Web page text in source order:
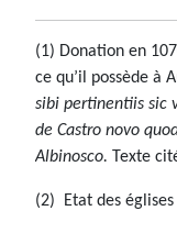
(1) Donation en
ce qu’il possède à
sibi pertinentiis sic
de Castro novo
Albinosco. Texte
(2) Etat des églises